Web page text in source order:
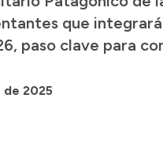
que
paso clave para
de 2025